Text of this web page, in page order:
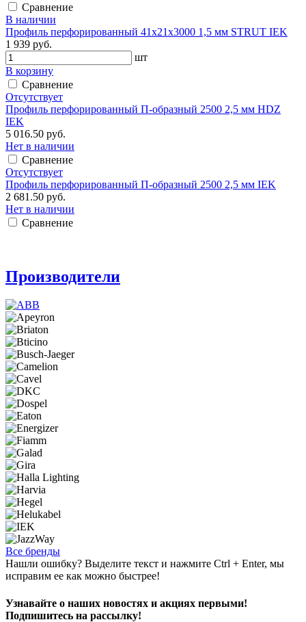
Сравнение
В наличии
Профиль перфорированный 41х21х3000 1,5 мм STRUT IEK
1 939 руб.
шт
В корзину
Сравнение
Отсутствует
Профиль перфорированный П-образный 2500 2,5 мм HDZ
IEK
5 016.50 руб.
Нет в наличии
Сравнение
Отсутствует
Профиль перфорированный П-образный 2500 2,5 мм IEK
2 681.50 руб.
Нет в наличии
Сравнение
Производители
Все бренды
Нашли ошибку? Выделите текст и нажмите Ctrl + Enter, мы
исправим ее как можно быстрее!
Узнавайте о наших новостях и акциях первыми!
Подпишитесь на рассылку!